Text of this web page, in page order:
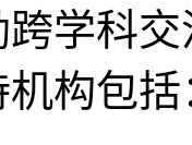
学科
构包